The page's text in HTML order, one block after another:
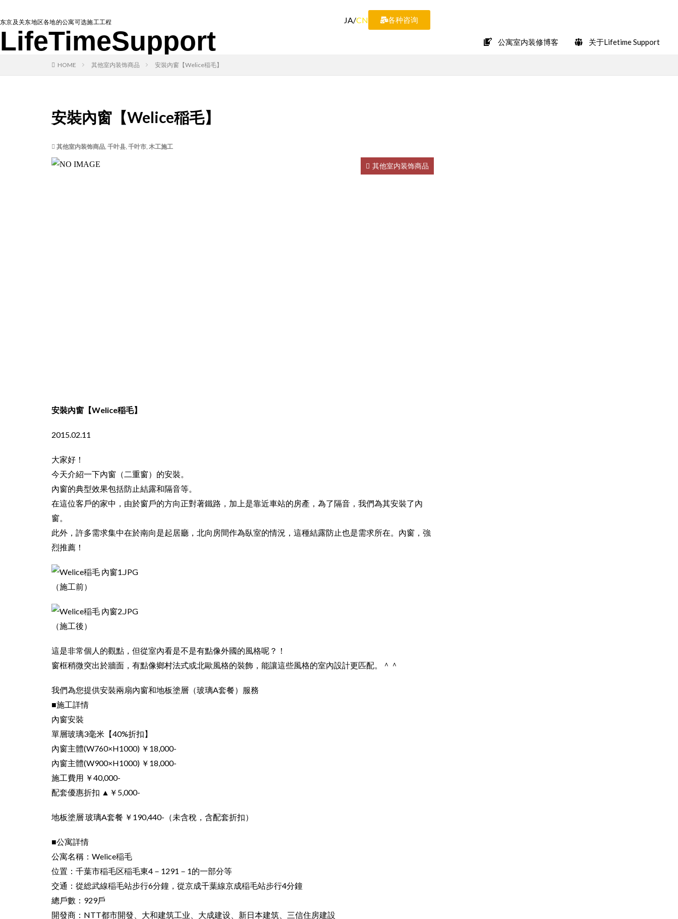
东京及关东地区各地的公寓可选施工工程
LifeTimeSupport
JA/CN 各种咨询
公寓室内装修博客 关于Lifetime Support
HOME 其他室内装饰商品 安裝內窗【Welice稲毛】
安裝內窗【Welice稲毛】
其他室内装饰商品, 千叶县, 千叶市, 木工施工
其他室内装饰商品
安裝內窗【Welice稲毛】
2015.02.11
大家好！
今天介紹一下內窗（二重窗）的安裝。
內窗的典型效果包括防止結露和隔音等。
在這位客戶的家中，由於窗戶的方向正對著鐵路，加上是靠近車站的房產，為了隔音，我們為其安裝了內
窗。
此外，許多需求集中在於南向是起居廳，北向房間作為臥室的情況，這種結露防止也是需求所在。內窗，強
烈推薦！
（施工前）
（施工後）
這是非常個人的觀點，但從室內看是不是有點像外國的風格呢？！
窗框稍微突出於牆面，有點像鄉村法式或北歐風格的裝飾，能讓這些風格的室內設計更匹配。＾＾
我們為您提供安裝兩扇內窗和地板塗層（玻璃A套餐）服務
■施工詳情
內窗安裝
單層玻璃3毫米【40%折扣】
內窗主體(W760×H1000) ￥18,000-
內窗主體(W900×H1000) ￥18,000-
施工費用 ￥40,000-
配套優惠折扣 ▲￥5,000-
地板塗層 玻璃A套餐 ￥190,440-（未含稅，含配套折扣）
■公寓詳情
公寓名稱：Welice稲毛
位置：千葉市稲毛区稲毛東4－1291－1的一部分等
交通：從総武線稲毛站步行6分鐘，從京成千葉線京成稲毛站步行4分鐘
總戶數：929戶
開發商：NTT都市開發、大和建筑工业、大成建设、新日本建筑、三信住房建設